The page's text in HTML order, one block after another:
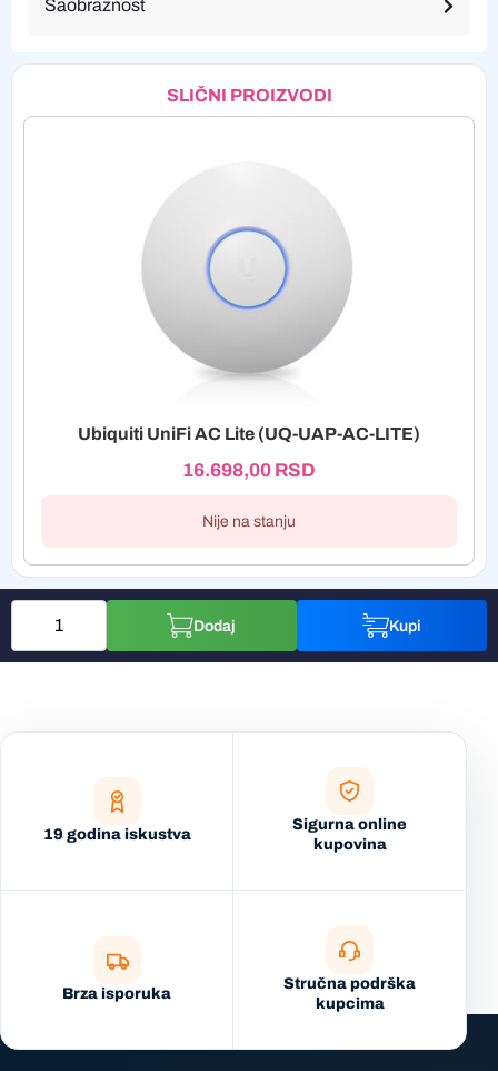
Saobraznost
SLIČNI PROIZVODI
Ubiquiti UniFi AC Lite (UQ-UAP-AC-LITE)
16.698,00 RSD
Nije na stanju
Dodaj Kupi
19 godina iskustva
Sigurna online
kupovina
Brza isporuka
Stručna podrška
kupcima